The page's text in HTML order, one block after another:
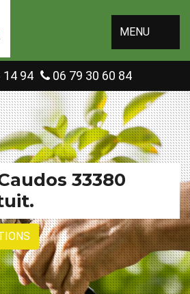
MENU
14 94 06 79 30 60 84
33380